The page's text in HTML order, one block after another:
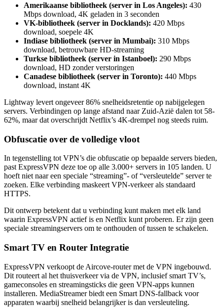
Amerikaanse bibliotheek (server in Los Angeles): 430
Mbps download, 4K geladen in 3 seconden
VK-bibliotheek (server in Docklands): 420 Mbps
download, soepele 4K
Indiase bibliotheek (server in Mumbai): 310 Mbps
download, betrouwbare HD-streaming
Turkse bibliotheek (server in Istanboel): 290 Mbps
download, HD zonder verstoringen
Canadese bibliotheek (server in Toronto): 440 Mbps
download, instant 4K
Lightway levert ongeveer 86% snelheidsretentie op nabijgelegen
servers. Verbindingen op lange afstand naar Zuid-Azië dalen tot 58-
62%, maar dat overschrijdt Netflix’s 4K-drempel nog steeds ruim.
Obfuscatie over de volledige vloot
In tegenstelling tot VPN’s die obfuscatie op bepaalde servers bieden,
past ExpressVPN deze toe op alle 3.000+ servers in 105 landen. U
hoeft niet naar een speciale “streaming”- of “versleutelde” server te
zoeken. Elke verbinding maskeert VPN-verkeer als standaard
HTTPS.
Dit ontwerp betekent dat u verbinding kunt maken met elk land
waarin ExpressVPN actief is en Netflix kunt proberen. Er zijn geen
speciale streamingservers om te onthouden of tussen te schakelen.
Smart TV en Router Integratie
ExpressVPN verkoopt de Aircove-router met de VPN ingebouwd.
Dit routeert al het thuisverkeer via de VPN, inclusief smart TV’s,
gameconsoles en streamingsticks die geen VPN-apps kunnen
installeren. MediaStreamer biedt een Smart DNS-fallback voor
apparaten waarbij snelheid belangrijker is dan versleuteling.